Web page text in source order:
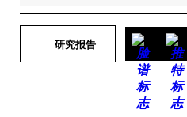
研究报告